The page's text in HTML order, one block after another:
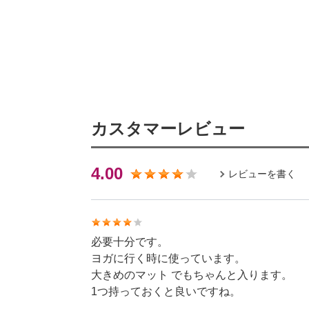
カスタマーレビュー
4.00 レビューを書く
必要十分です。
ヨガに行く時に使っています。
大きめのマット でもちゃんと入ります。
1つ持っておくと良いですね。